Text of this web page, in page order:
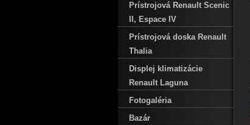
Prístrojová Renault Scenic
II‚ Espace IV
Prístrojová doska Renault
Thalia
Displej klimatizácie
Renault Laguna
Fotogaléria
Bazár